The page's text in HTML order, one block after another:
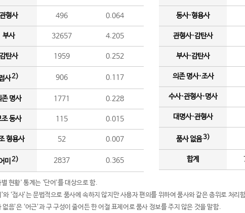
형사 496 0.064
부사 32657 4.205
탄사 1959 0.252
사2) 906 0.117
존 명사 1771 0.228
조 동사 115 0.015
형용사 52 0.007
미 2) 2837 0.365
동사·형용사
관형사·감탄사
부사·감탄사
의존 명사·조사
수사·관형사·명사
대명사·관형사
품사 없음3)
합계
현황' 통계는 '단어'를 대상으로 함.
와 ‘접사’는 문법적으로 품사에 속하지 않지만 사용자 편의를 위하여 품사와 같은 층위로 처리
없음’은 ‘어근’과 구 구성이 줄어든 한 어절 표제어로 품사 정보를 주지 않은 것을 말함.